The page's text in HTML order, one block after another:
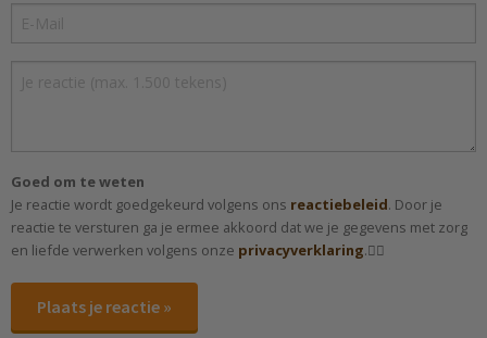
Goed om te weten
Je reactie wordt goedgekeurd volgens ons reactiebeleid. Door je
reactie te versturen ga je ermee akkoord dat we je gegevens met zorg
en liefde verwerken volgens onze privacyverklaring.✌🏻
Plaats je reactie »